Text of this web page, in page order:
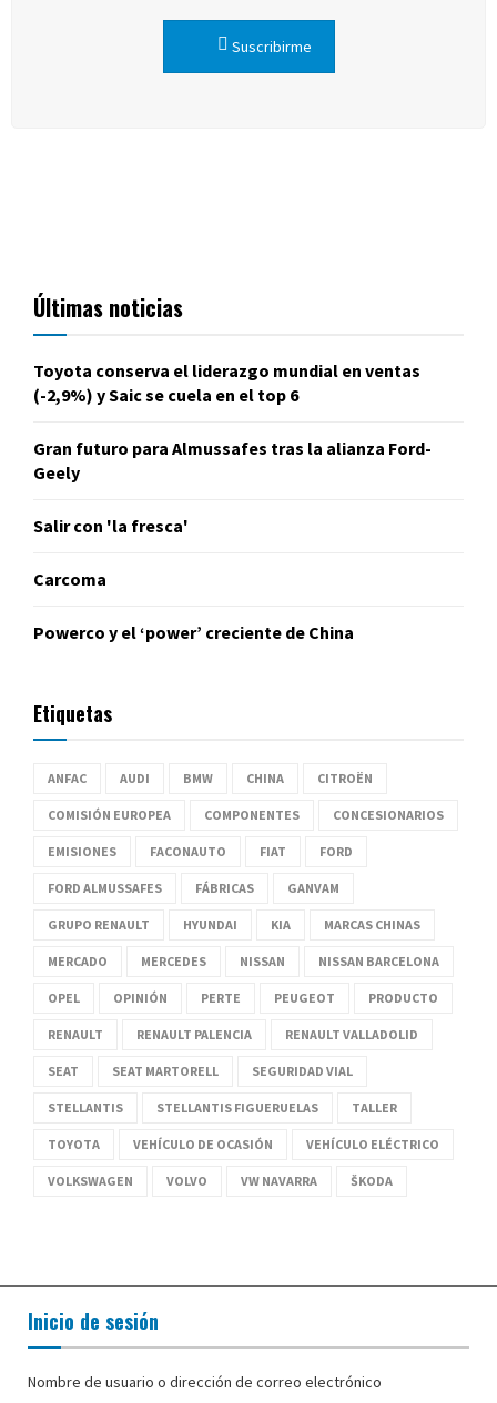
Suscribirme
Últimas noticias
Toyota conserva el liderazgo mundial en ventas
(-2,9%) y Saic se cuela en el top 6
Gran futuro para Almussafes tras la alianza Ford-
Geely
Salir con 'la fresca'
Carcoma
Powerco y el ‘power’ creciente de China
Etiquetas
ANFAC AUDI BMW CHINA CITROËN
COMISIÓN EUROPEA COMPONENTES CONCESIONARIOS
EMISIONES FACONAUTO FIAT FORD
FORD ALMUSSAFES FÁBRICAS GANVAM
GRUPO RENAULT HYUNDAI KIA MARCAS CHINAS
MERCADO MERCEDES NISSAN NISSAN BARCELONA
OPEL OPINIÓN PERTE PEUGEOT PRODUCTO
RENAULT RENAULT PALENCIA RENAULT VALLADOLID
SEAT SEAT MARTORELL SEGURIDAD VIAL
STELLANTIS STELLANTIS FIGUERUELAS TALLER
TOYOTA VEHÍCULO DE OCASIÓN VEHÍCULO ELÉCTRICO
VOLKSWAGEN VOLVO VW NAVARRA ŠKODA
Inicio de sesión
Nombre de usuario o dirección de correo electrónico